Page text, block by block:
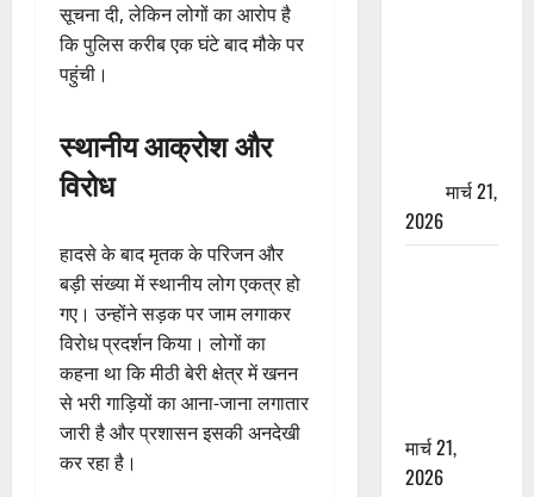
सूचना दी, लेकिन लोगों का आरोप है
कि पुलिस करीब एक घंटे बाद मौके पर
पहुंची।
स्थानीय आक्रोश और
विरोध
हादसे के बाद मृतक के परिजन और
बड़ी संख्या में स्थानीय लोग एकत्र हो
गए। उन्होंने सड़क पर जाम लगाकर
विरोध प्रदर्शन किया। लोगों का
कहना था कि मीठी बेरी क्षेत्र में खनन
से भरी गाड़ियों का आना-जाना लगातार
जारी है और प्रशासन इसकी अनदेखी
कर रहा है।
मार्च 21,
2026
मार्च 21,
2026